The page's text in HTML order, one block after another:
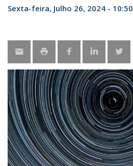
Sexta-feira, Julho 26, 2024 - 10:50